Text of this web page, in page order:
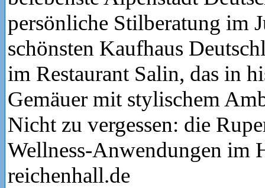
persönliche Stilberatung im
schönsten Kaufhaus
im Restaurant Salin, das in
Gemäuer mit stylischem
Nicht zu vergessen: die
Wellness-Anwendungen im
reichenhall.de